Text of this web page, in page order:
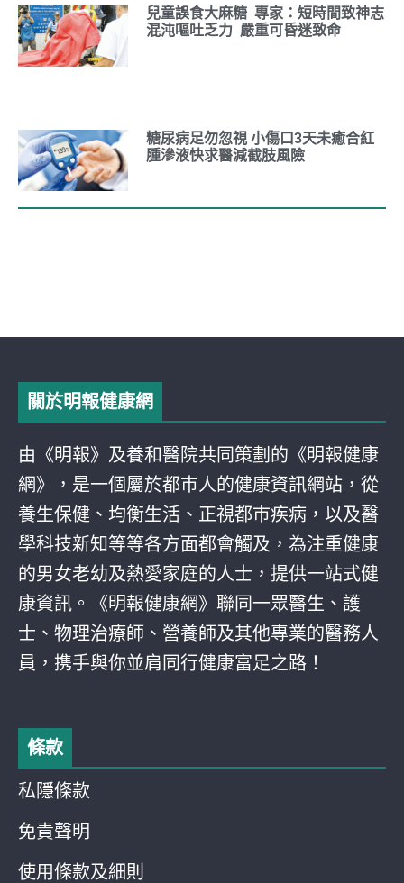
兒童誤食大麻糖 專家：短時間致神志
混沌嘔吐乏力 嚴重可昏迷致命
糖尿病足勿忽視 小傷口3天未癒合紅
腫滲液快求醫減截肢風險
關於明報健康網
由《明報》及養和醫院共同策劃的《明報健康
網》，是一個屬於都巿人的健康資訊網站，從
養生保健、均衡生活、正視都巿疾病，以及醫
學科技新知等等各方面都會觸及，為注重健康
的男女老幼及熱愛家庭的人士，提供一站式健
康資訊。《明報健康網》聯同一眾醫生、護
士、物理治療師、營養師及其他專業的醫務人
員，携手與你並肩同行健康富足之路！
條款
私隱條款
免責聲明
使用條款及細則